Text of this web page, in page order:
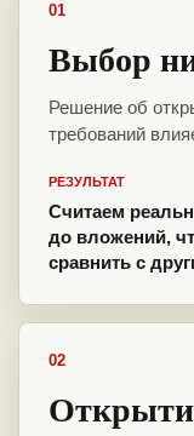
01
Выбор
Решение об
требований
РЕЗУЛЬТАТ
Считаем
до вложений,
сравнить с
02